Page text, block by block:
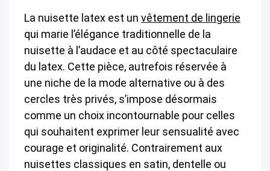
La nuisette latex est un vêtement de lingerie
qui marie l’élégance traditionnelle de la
nuisette à l’audace et au côté spectaculaire
du latex. Cette pièce, autrefois réservée à
une niche de la mode alternative ou à des
cercles très privés, s’impose désormais
comme un choix incontournable pour celles
qui souhaitent exprimer leur sensualité avec
courage et originalité. Contrairement aux
nuisettes classiques en satin, dentelle ou